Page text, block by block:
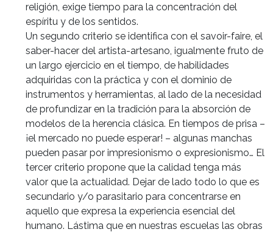
religión, exige tiempo para la concentración del
espíritu y de los sentidos.
Un segundo criterio se identifica con el savoir-faire, el
saber-hacer del artista-artesano, igualmente fruto de
un largo ejercicio en el tiempo, de habilidades
adquiridas con la práctica y con el dominio de
instrumentos y herramientas, al lado de la necesidad
de profundizar en la tradición para la absorción de
modelos de la herencia clásica. En tiempos de prisa –
¡el mercado no puede esperar! – algunas manchas
pueden pasar por impresionismo o expresionismo… El
tercer criterio propone que la calidad tenga más
valor que la actualidad. Dejar de lado todo lo que es
secundario y/o parasitario para concentrarse en
aquello que expresa la experiencia esencial del
humano. Lástima que en nuestras escuelas las obras